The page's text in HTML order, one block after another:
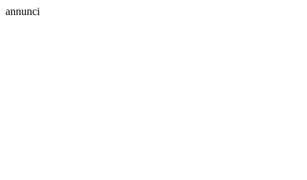
annunci